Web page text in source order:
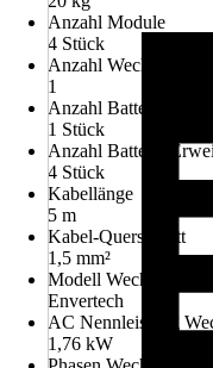
Anzahl Module
4 Stück
Anzahl Wechselrichter
1
Anzahl Batterie Basis
1 Stück
Anzahl Batterie
4 Stück
Kabellänge
5 m
Kabel-Querschnitt
1,5 mm²
Modell Wechselrichter
Envertech
AC Nennleistung
1,76 kW